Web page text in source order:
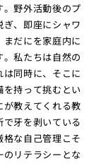
野外活動後のプ
、即座にシャワ
だにを家庭内に
私たちは自然の
同時に、そこに
持って挑むとい
が教えてくれる教
牙を剥いている
な自己管理こそ
リテラシーとな